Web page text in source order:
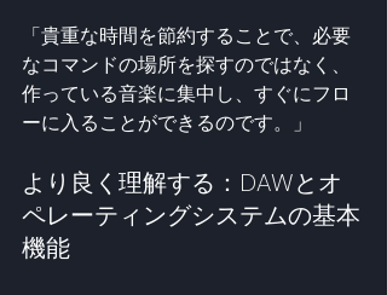
「貴重な時間を節約することで、必要
なコマンドの場所を探すのではなく、
作っている音楽に集中し、すぐにフロ
ーに入ることができるのです。」
より良く理解する：DAWとオ
ペレーティングシステムの基本
機能